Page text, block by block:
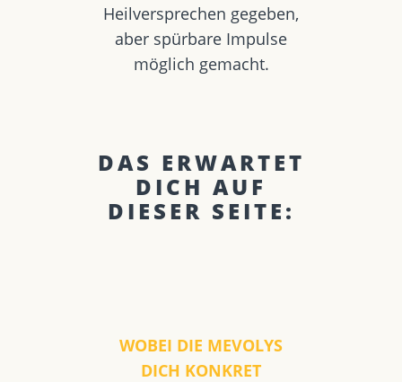
Heilversprechen gegeben,
aber spürbare Impulse
möglich gemacht.
DAS ERWARTET
DICH AUF
DIESER SEITE:
WOBEI DIE MEVOLYS
DICH KONKRET